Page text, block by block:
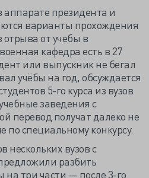
президента и
варианты прохождения
отрыва от учебы в
кафедра есть в 27
или выпускник не бегал
учёбы на год, обсуждается
5-го курса из вузов
заведения с
перевод получат далеко не
по специальному конкурсу.
нескольких вузов с
разбить
три части — после 3-го